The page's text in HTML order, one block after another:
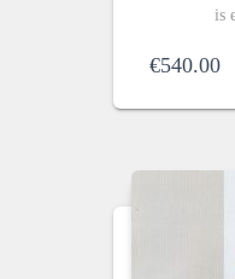
is
€540.00